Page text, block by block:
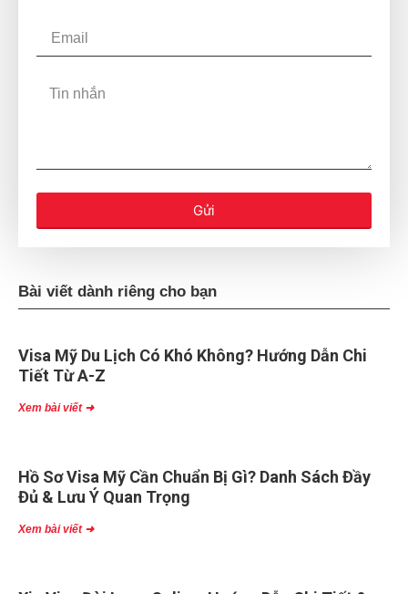
Gửi
Bài viết dành riêng cho bạn
Visa Mỹ Du Lịch Có Khó Không? Hướng Dẫn Chi
Tiết Từ A-Z
Xem bài viết ➜
Hồ Sơ Visa Mỹ Cần Chuẩn Bị Gì? Danh Sách Đầy
Đủ & Lưu Ý Quan Trọng
Xem bài viết ➜